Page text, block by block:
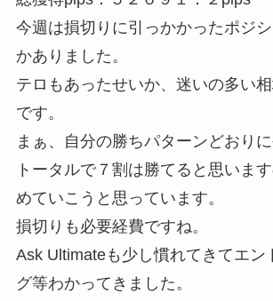
今週は損切りに引っかかったポジ
かありました。
テロもあったせいか、迷いの多い
です。
まぁ、自分の勝ちパターンどおり
トータルで７割は勝てると思いま
めていこうと思っています。
損切りも必要経費ですね。
Ask Ultimateも少し慣れてきてエン
グ等わかってきました。